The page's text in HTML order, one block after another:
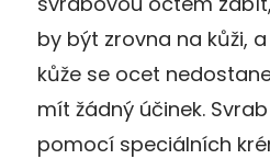
by být zrovna na kůži, a
kůže se ocet
mít žádný účinek.
pomocí speciálních